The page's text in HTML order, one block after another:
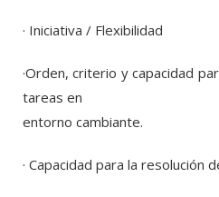
· Iniciativa / Flexibilidad
·Orden, criterio y capacidad
tareas en
entorno cambiante.
· Capacidad para la resolución